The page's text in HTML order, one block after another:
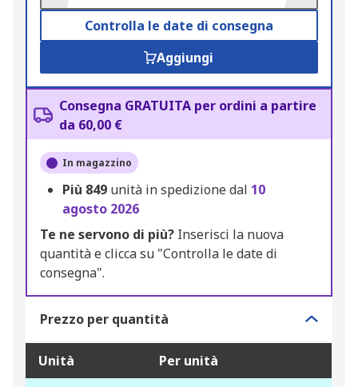
Controlla le date di consegna
Aggiungi
Consegna GRATUITA per ordini a partire
da 60,00 €
In magazzino
Più 849 unità in spedizione dal 10
agosto 2026
Te ne servono di più? Inserisci la nuova
quantità e clicca su "Controlla le date di
consegna".
Prezzo per quantità
Unità Per unità